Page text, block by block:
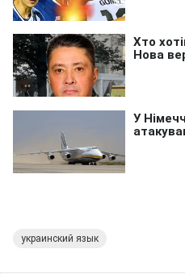
украинский язык